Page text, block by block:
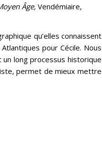
Âge, Vendémiaire,
qu’elles connaissent
pour Cécile. Nous
long processus historique
permet de mieux mettre